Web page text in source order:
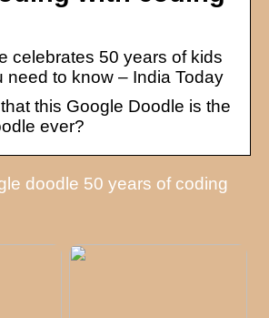
celebrates 50 years of kids
need to know – India Today
this Google Doodle is the
ever?
doodle 50 years of coding